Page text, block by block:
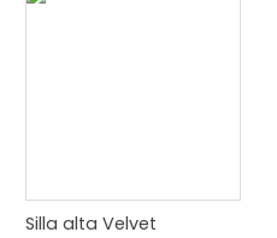
Silla alta Velvet